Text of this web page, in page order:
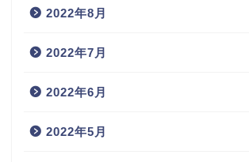
2022年8月
2022年7月
2022年6月
2022年5月